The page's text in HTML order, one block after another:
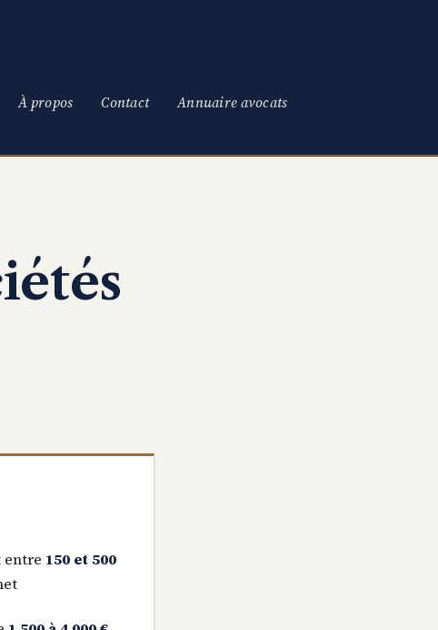
À propos Contact Annuaire avocats
entre 150 et 500